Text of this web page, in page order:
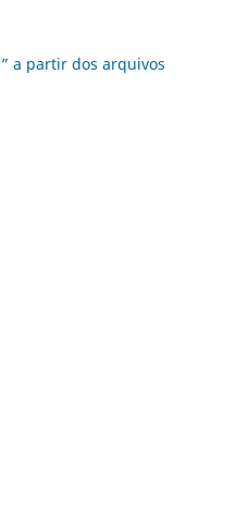
a partir dos arquivos